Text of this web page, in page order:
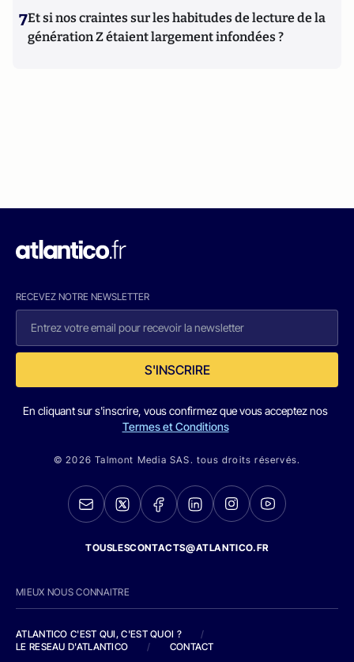
7Et si nos craintes sur les habitudes de lecture de la
génération Z étaient largement infondées ?
RECEVEZ NOTRE NEWSLETTER
S'INSCRIRE
En cliquant sur s'inscrire, vous confirmez que vous acceptez nos
Termes et Conditions
© 2026 Talmont Media SAS. tous droits réservés.
TOUSLESCONTACTS@ATLANTICO.FR
MIEUX NOUS CONNAITRE
ATLANTICO C'EST QUI, C'EST QUOI ?
/
LE RESEAU D'ATLANTICO
/ CONTACT